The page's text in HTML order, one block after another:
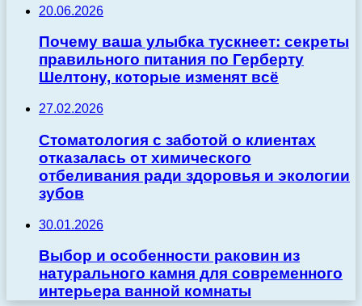
20.06.2026
Почему ваша улыбка тускнеет: секреты
правильного питания по Герберту
Шелтону, которые изменят всё
27.02.2026
Стоматология с заботой о клиентах
отказалась от химического
отбеливания ради здоровья и экологии
зубов
30.01.2026
Выбор и особенности раковин из
натурального камня для современного
интерьера ванной комнаты